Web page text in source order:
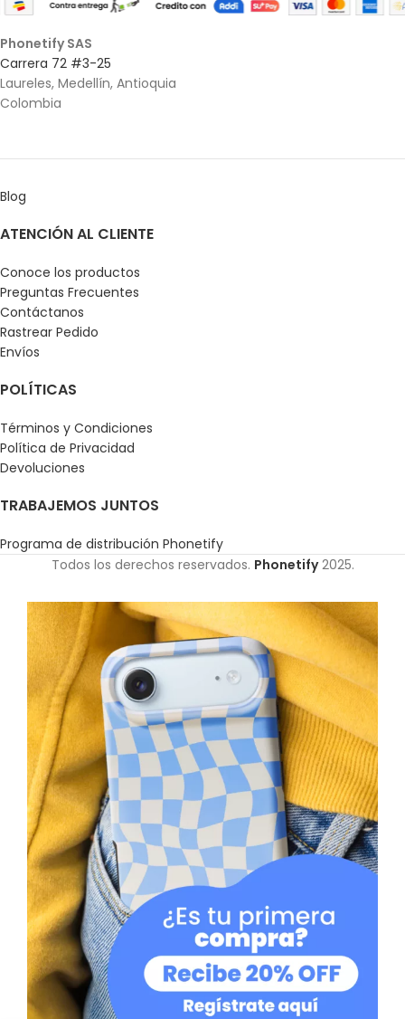
Phonetify SAS
Carrera 72 #3-25
Laureles, Medellín, Antioquia
Colombia
Blog
ATENCIÓN AL CLIENTE
Conoce los productos
Preguntas Frecuentes
Contáctanos
Rastrear Pedido
Envíos
POLÍTICAS
Términos y Condiciones
Política de Privacidad
Devoluciones
TRABAJEMOS JUNTOS
Programa de distribución Phonetify
Todos los derechos reservados. Phonetify2025.